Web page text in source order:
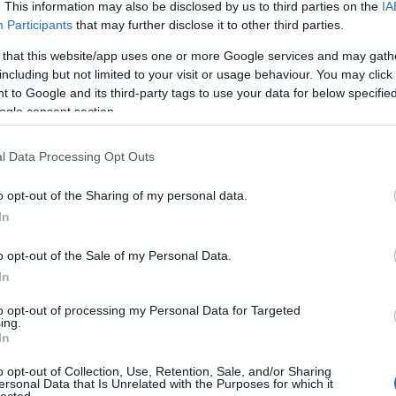
This information may also be disclosed by us to third parties on the
Participants that may further disclose it to other third parties.
that this website/app uses one or more Google services and may
but not limited to your visit or usage behaviour. You may
to Google and its third-party tags to use your data for below
consent section.
Data Processing Opt Outs
opt-out of the Sharing of my personal data.
opt-out of the Sale of my Personal Data.
opt-out of processing my Personal Data for Targeted
opt-out of Collection, Use, Retention, Sale, and/or Sharing
Data that Is Unrelated with the Purposes for which it
A GRAPEFRUITMAG-KIVONAT,
AMIBEN CSAK GRAPEFRUITMAG
NINCS
BY:SZKEPTIKUS BLOG2020. SZE 03.
Grapefruitmagnak nem találták nyomát a
Dr. Csabai-féle Grape Vital
grapefruitmag-kivonatban. Ezzel
kimutatható volt a termékben, holott a
anyagokat tartalmaz.